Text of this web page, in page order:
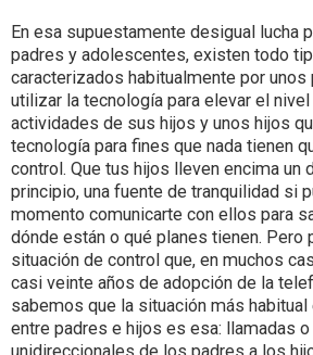
En esa supuestamente desigual lucha
padres y adolescentes, existen todo
caracterizados habitualmente por unos
utilizar la tecnología para elevar el
actividades de sus hijos y unos hijos
tecnología para fines que nada tienen
control. Que tus hijos lleven encima un
principio, una fuente de tranquilidad si
momento comunicarte con ellos para
dónde están o qué planes tienen. Pero
situación de control que, en muchos
casi veinte años de adopción de la
sabemos que la situación más
entre padres e hijos es esa: llamadas